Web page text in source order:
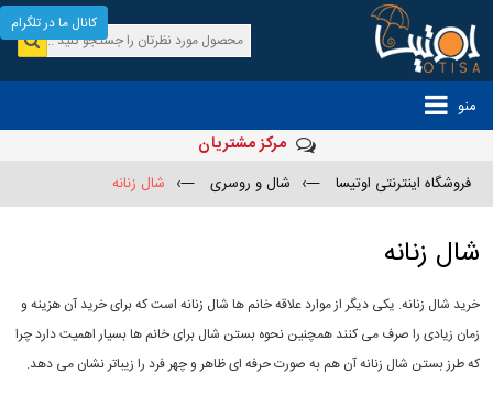
منو
مرکز مشتریان
فروشگاه اینترنتی اوتیسا —› شال و روسری —› شال زنانه
شال زنانه
خرید شال زنانه. یکی دیگر از موارد علاقه خانم ها شال زنانه است که برای خرید آن هزینه و
زمان زیادی را صرف می کنند همچنین نحوه بستن شال برای خانم ها بسیار اهمیت دارد چرا
که طرز بستن شال زنانه آن هم به صورت حرفه ای ظاهر و چهر فرد را زیباتر نشان می دهد.
کانال ما در تلگرام